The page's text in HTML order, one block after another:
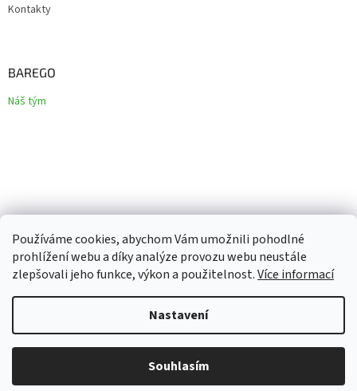
Používáme cookies, abychom Vám umožnili pohodlné
prohlížení webu a díky analýze provozu webu neustále
zlepšovali jeho funkce, výkon a použitelnost.Více informací
Nastavení
Souhlasím
Kontakty
BAREGO
Náš tým
Copyright 2026Barego. Všechna práva vyhrazena.Upravit
nastavení cookies